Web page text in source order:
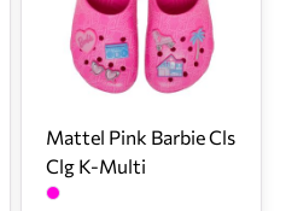
Mattel Pink Barbie Cls
Clg K-Multi